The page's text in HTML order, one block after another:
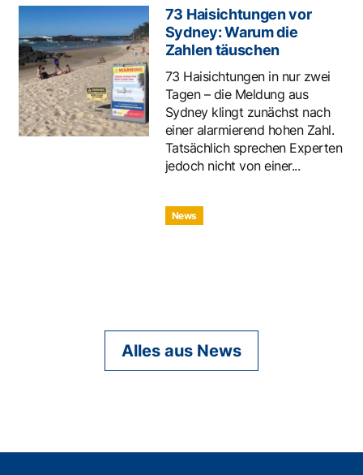
73 Haisichtungen vor
Sydney: Warum die
Zahlen täuschen
73 Haisichtungen in nur zwei
Tagen – die Meldung aus
Sydney klingt zunächst nach
einer alarmierend hohen Zahl.
Tatsächlich sprechen Experten
jedoch nicht von einer...
News
Alles aus News